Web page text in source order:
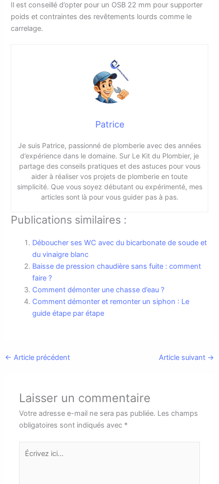
Il est conseillé d’opter pour un OSB 22 mm pour supporter
poids et contraintes des revêtements lourds comme le
carrelage.
Patrice
Je suis Patrice, passionné de plomberie avec des années
d’expérience dans le domaine. Sur Le Kit du Plombier, je
partage des conseils pratiques et des astuces pour vous
aider à réaliser vos projets de plomberie en toute
simplicité. Que vous soyez débutant ou expérimenté, mes
articles sont là pour vous guider pas à pas.
Publications similaires :
Déboucher ses WC avec du bicarbonate de soude et
du vinaigre blanc
Baisse de pression chaudière sans fuite : comment
faire ?
Comment démonter une chasse d’eau ?
Comment démonter et remonter un siphon : Le
guide étape par étape
← Article précédent Article suivant →
Laisser un commentaire
Votre adresse e-mail ne sera pas publiée. Les champs
obligatoires sont indiqués avec *
Écrivez
ici…